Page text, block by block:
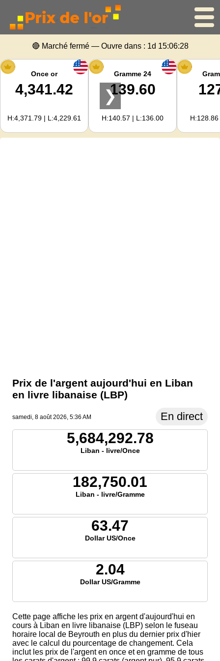
Accueil
Cours de l'or
Cours de l'argent
Calculateur d'or
🔴 Marché fermé — Ouvre dans : 1d 15:06:27
Once or
4,341.42
H:4,371.79 | L:4,229.61
Gramme 24
139.60
H:140.57 | L:136.00
❯
Prix ​​de l'argent aujourd'hui en Liban
en livre libanaise (LBP)
samedi, 8 août 2026, 5:36 AM En direct
5,684,292.78
Liban - livre/Once
182,750.01
Liban - livre/Gramme
63.47
Dollar US/Once
2.04
Dollar US/Gramme
Cette page affiche les prix en argent d'aujourd'hui en
cours à Liban en livre libanaise (LBP) selon le fuseau
horaire local de Beyrouth en plus du dernier prix d'hier
avec le calcul du pourcentage de changement. Cela
inclut les prix de l'argent en once et en gramme de tous